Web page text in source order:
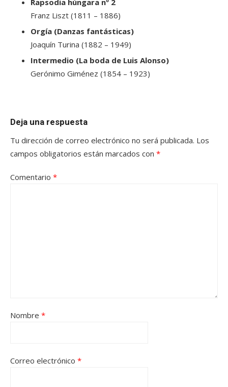
Franz Liszt (1811 – 1886)
Orgía (Danzas fantásticas)
Joaquín Turina (1882 – 1949)
Intermedio (La boda de Luis Alonso)
Gerónimo Giménez (1854 – 1923)
Deja una respuesta
Tu dirección de correo electrónico no será publicada. Los
campos obligatorios están marcados con *
Comentario *
Nombre *
Correo electrónico *